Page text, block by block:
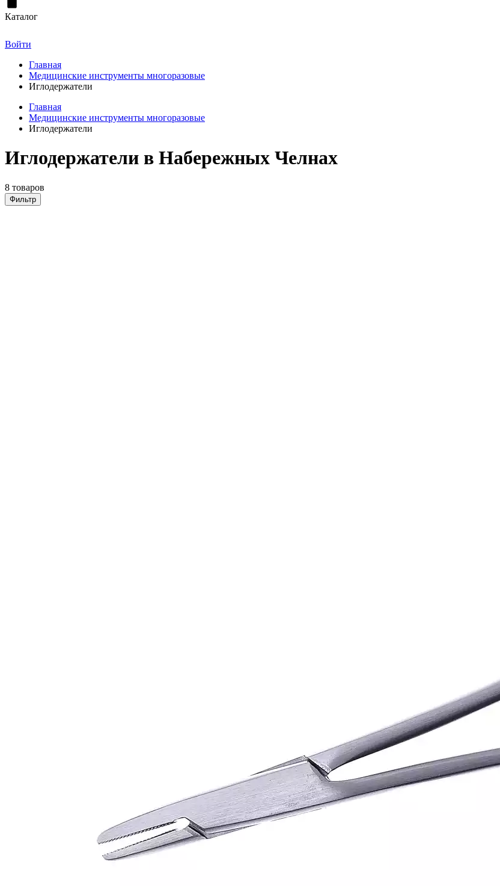
Каталог
Войти
Главная
Медицинские инструменты многоразовые
Иглодержатели
Главная
Медицинские инструменты многоразовые
Иглодержатели
Иглодержатели в Набережных Челнах
8 товаров
Фильтр